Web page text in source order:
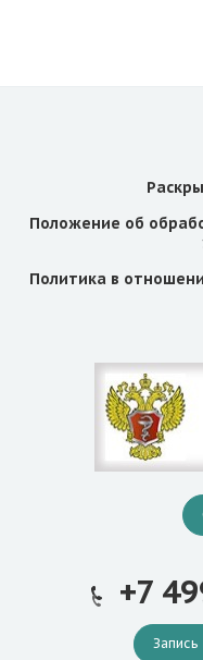
Положение об
Политика в
+7
Запись